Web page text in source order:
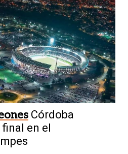
Córdoba
en el